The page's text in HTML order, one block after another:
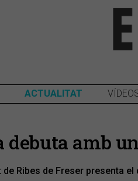
ACTUALITAT
debuta amb
de Ribes de Freser presenta